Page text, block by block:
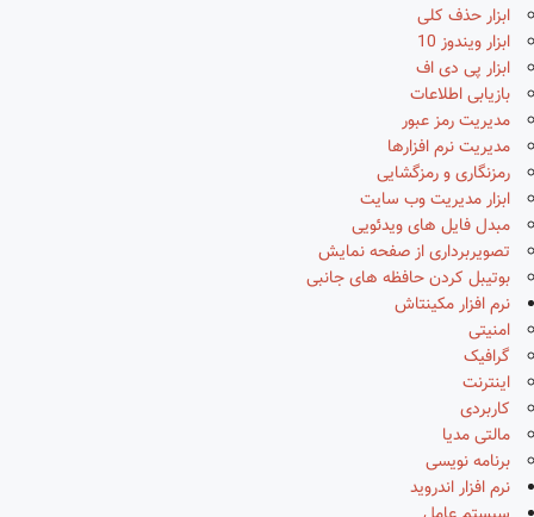
ابزار حذف کلی
ابزار ویندوز 10
ابزار پی دی اف
بازیابی اطلاعات
مدیریت رمز عبور
مدیریت نرم افزارها
رمزنگاری و رمزگشایی
ابزار مدیریت وب سایت
مبدل فایل های ویدئویی
تصویربرداری از صفحه نمایش
بوتیبل کردن حافظه های جانبی
نرم افزار مکینتاش
امنیتی
گرافیک
اینترنت
کاربردی
مالتی مدیا
برنامه نویسی
نرم افزار اندروید